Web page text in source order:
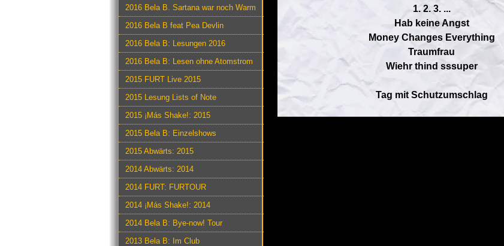
2016 Bela B. Sartana war noch Warm
2016 Bela B feat Pea Devlin
2016 Bela B: Lesungen 2016
2016 Bela B: Lesen ohne Atomstrom
2015 FURT Live 2015
2015 Lesung Lists of Note
2015 ¡Más Shake!: 2015
2015 Bela B: Einzelshows
2015 Abwärts: 2015
2014 Abwärts: 2014
2014 FURT: FURTOUR
2014 ¡Más Shake!: 2014
2014 Bela B: Bye-now! Tour
2013 Bela B: Im Club
1. 2. 3. ...
Hab keine Angst
Money Changes Everything
Traumfrau
Wiehr thind sssuper
Tag mit Schutzumschlag